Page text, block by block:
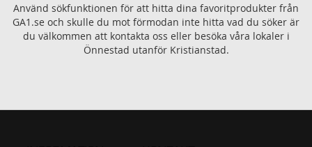
Använd sökfunktionen för att hitta dina favoritprodukter från
GA1.se och skulle du mot förmodan inte hitta vad du söker är
du välkommen att kontakta oss eller besöka våra lokaler i
Önnestad utanför Kristianstad.